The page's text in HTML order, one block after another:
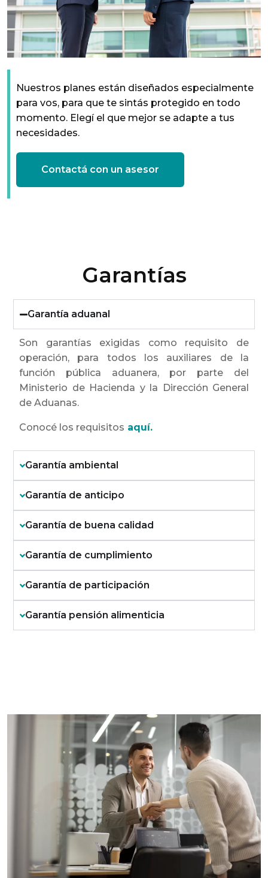
Nuestros planes están diseñados especialmente
para vos, para que te sintás protegido en todo
momento. Elegí el que mejor se adapte a tus
necesidades.
Contactá con un asesor
Garantías
Garantía aduanal
Son garantías exigidas como requisito de
operación, para todos los auxiliares de la
función pública aduanera, por parte del
Ministerio de Hacienda y la Dirección General
de Aduanas.
Conocé los requisitos aquí.
Garantía ambiental
Garantía de anticipo
Garantía de buena calidad
Garantía de cumplimiento
Garantía de participación
Garantía pensión alimenticia